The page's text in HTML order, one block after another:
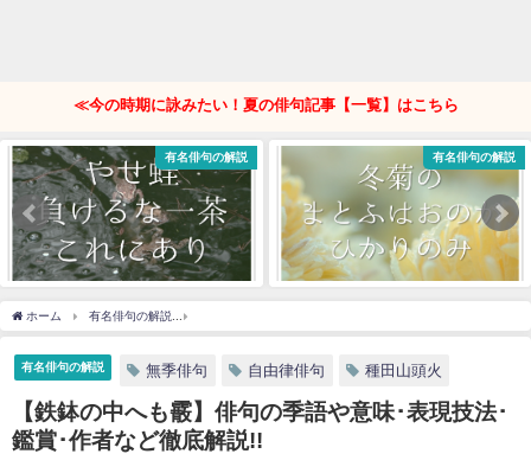
≪今の時期に詠みたい！夏の俳句記事【一覧】はこちら
有名俳句の解説 有名俳句の解説
ホーム 有名俳句の解説
有名俳句の解説 無季俳句 自由律俳句 種田山頭火
【鉄鉢の中へも霰】俳句の季語や意味･表現技法･
鑑賞･作者など徹底解説!!